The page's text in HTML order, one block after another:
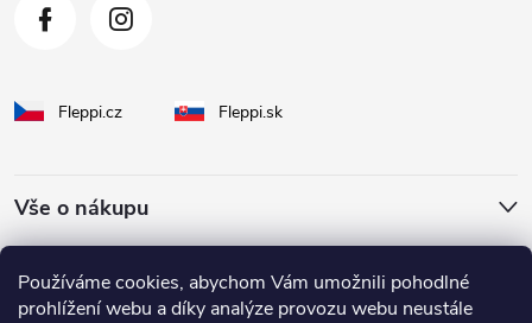
Používáme cookies, abychom Vám umožnili pohodlné
prohlížení webu a díky analýze provozu webu neustále
Fleppi.cz Fleppi.sk
Vše o nákupu
O Fleppi